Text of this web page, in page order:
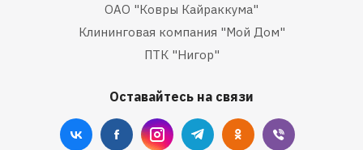
ОАО "Ковры Кайраккума"
Клининговая компания "Мой Дом"
ПТК "Нигор"
Оставайтесь на связи